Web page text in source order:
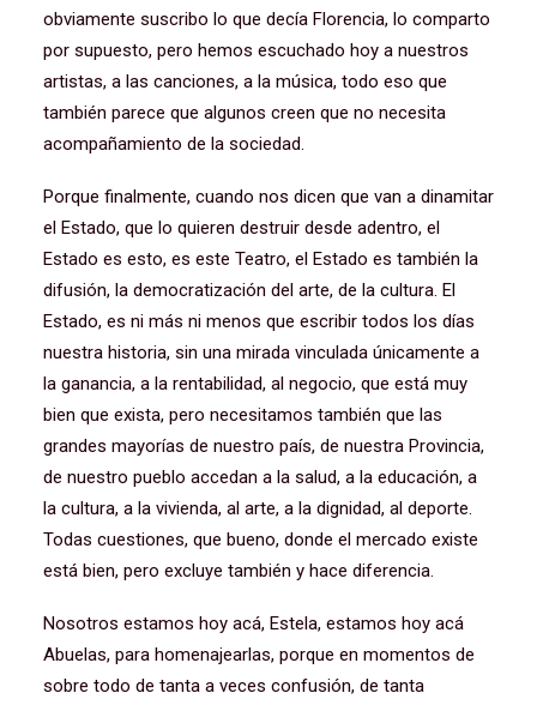
obviamente suscribo lo que decía Florencia, lo comparto
por supuesto, pero hemos escuchado hoy a nuestros
artistas, a las canciones, a la música, todo eso que
también parece que algunos creen que no necesita
acompañamiento de la sociedad.
Porque finalmente, cuando nos dicen que van a dinamitar
el Estado, que lo quieren destruir desde adentro, el
Estado es esto, es este Teatro, el Estado es también la
difusión, la democratización del arte, de la cultura. El
Estado, es ni más ni menos que escribir todos los días
nuestra historia, sin una mirada vinculada únicamente a
la ganancia, a la rentabilidad, al negocio, que está muy
bien que exista, pero necesitamos también que las
grandes mayorías de nuestro país, de nuestra Provincia,
de nuestro pueblo accedan a la salud, a la educación, a
la cultura, a la vivienda, al arte, a la dignidad, al deporte.
Todas cuestiones, que bueno, donde el mercado existe
está bien, pero excluye también y hace diferencia.
Nosotros estamos hoy acá, Estela, estamos hoy acá
Abuelas, para homenajearlas, porque en momentos de
sobre todo de tanta a veces confusión, de tanta